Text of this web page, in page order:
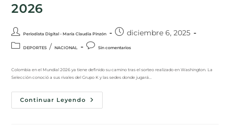
2026
Periodista Digital - María Claudia Pinzón diciembre 6, 2025
DEPORTES / NACIONAL Sin comentarios
Colombia en el Mundial 2026 ya tiene definido su camino tras el sorteo realizado en Washington. La
Selección conoció a sus rivales del Grupo K y las sedes donde jugará…
Continuar Leyendo